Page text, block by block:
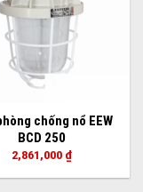
chống nổ EEW
BCD 250
2,861,000 ₫